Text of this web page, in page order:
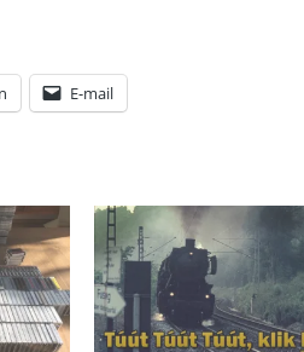
E-mail